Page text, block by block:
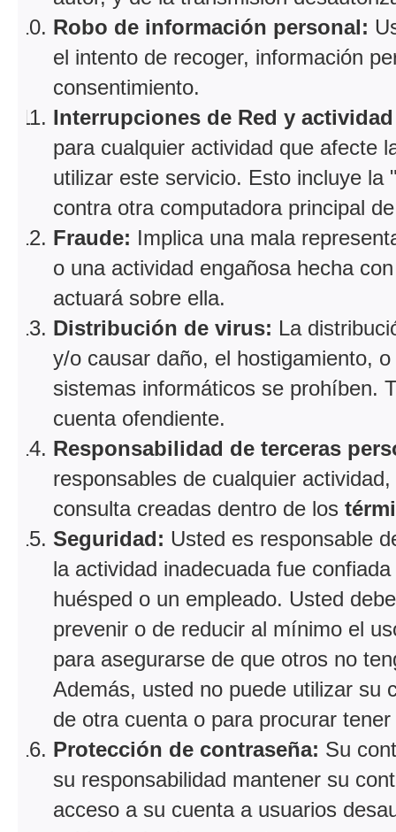
Robo de información personal:
el intento de recoger, información
consentimiento.
Interrupciones de Red y
para cualquier actividad que afecte
utilizar este servicio. Esto incluye
contra otra computadora principal
Fraude: Implica una mala
o una actividad engañosa hecha
actuará sobre ella.
Distribución de virus: La
y/o causar daño, el hostigamiento,
sistemas informáticos se prohíben.
cuenta ofendiente.
Responsabilidad de terceras
responsables de cualquier
consulta creadas dentro de los
Seguridad: Usted es responsable
la actividad inadecuada fue
huésped o un empleado. Usted
prevenir o de reducir al mínimo el
para asegurarse de que otros no
Además, usted no puede utilizar su
de otra cuenta o para procurar
Protección de contraseña: Su
su responsabilidad mantener su
acceso a su cuenta a usuarios